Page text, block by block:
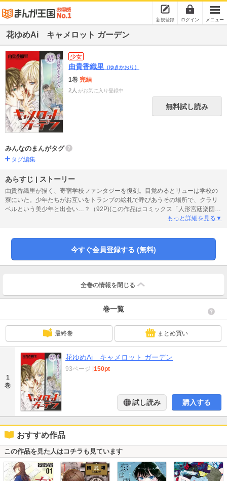
新規登録 ログイン メニュー
花ゆめAi キャメロット ガーデン
少女
由貴香織里 （ゆきかおり）
1巻 完結
2人 がお気に入り登録中
無料試し読み
みんなのまんがタグ
タグ編集
あらすじ | ストーリー
由貴香織里が描く、寄宿学校ファンタジーを復刻。目覚めるとリューは学校の
寮にいた。少年たちがお互いをトランプの絵札で呼びあうその場所で、クラリ
ベルという美少年と出会い…？（92P)(この作品はコミックス「人形宮廷楽団」
5巻、ウェブ・マガジン：花ゆめAi Vol.49に収録されています。重複購入にご
もっと詳細を見る▼
今すぐ会員登録する (無料)
全巻の情報を 閉じる
巻一覧
最終巻 まとめ買い
1
巻
花ゆめAi キャメロット ガーデン
93ページ 150pt
試し読み 購入する
おすすめ作品
この作品を見た人はコチラも見ています